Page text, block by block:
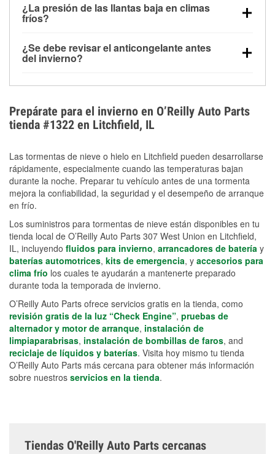
arranque.
la congelación y ayuda a disolver la sal y la nieve
derretida en la carretera para mejorar la visibilidad.
¿La presión de las llantas baja en climas
fríos?
alrededor de 1 PSI por cada 10 °F que baja la
temperatura. Puedes obtener más información sobre
¿Se debe revisar el anticongelante antes
del invierno?
el sobrecalentamiento en condiciones de frío
extremo. Aprende cómo comprobar la protección
anticongelante en nuestra sección How-To.
Prepárate para el invierno en O’Reilly Auto Parts
tienda #1322 en Litchfield, IL
Las tormentas de nieve o hielo en Litchfield pueden desarrollarse
rápidamente, especialmente cuando las temperaturas bajan
durante la noche. Preparar tu vehículo antes de una tormenta
mejora la confiabilidad, la seguridad y el desempeño de arranque
en frío.
Los suministros para tormentas de nieve están disponibles en tu
tienda local de O’Reilly Auto Parts 307 West Union en Litchfield,
IL, incluyendo fluidos para invierno, arrancadores de batería y
baterías automotrices, kits de emergencia, y accesorios para
clima frío los cuales te ayudarán a mantenerte preparado
durante toda la temporada de invierno.
O’Reilly Auto Parts ofrece servicios gratis en la tienda, como
revisión gratis de la luz “Check Engine”, pruebas de
alternador y motor de arranque, instalación de
limpiaparabrisas, instalación de bombillas de faros, and
reciclaje de líquidos y baterías. Visita hoy mismo tu tienda
O’Reilly Auto Parts más cercana para obtener más información
sobre nuestros servicios en la tienda.
Tiendas O'Reilly Auto Parts cercanas